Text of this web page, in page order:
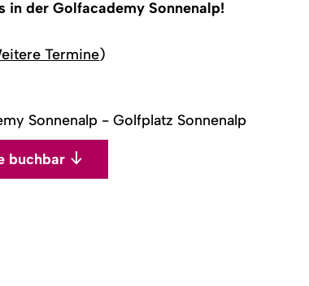
der Golfacademy Sonnenalp!
Termine)
Sonnenalp - Golfplatz Sonnenalp
buchbar